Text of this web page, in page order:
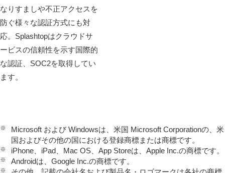
なりすましや不正アクセスを
防ぐ様々な認証方式にも対
応。Splashtopはクラウドサ
ービスの信頼性を⽰す国際的
な認証、SOC2を取得してい
ます。
※
Microsoft および Windowsは、米国 Microsoft Corporationの、米
国およびその他の国における登録商標または商標です。
※ iPhone、iPad、Mac OS、App Storeは、Apple Inc.の商標です。
※ Androidは、Google Inc.の商標です。
※